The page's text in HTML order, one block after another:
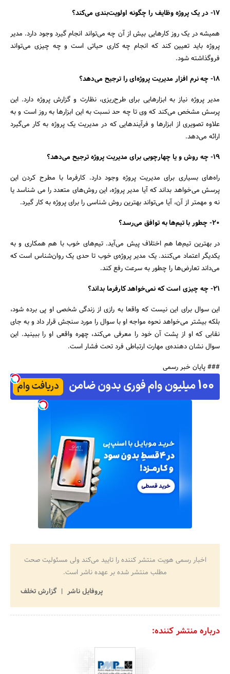
17- در یک پروژه وظایف را چگونه اولویت‌بندی می‌کند؟
همیشه در یک روز کارهایی بیش از آن چه می‌تواند انجام گیرد وجود دارد. مدیر
پروژه باید تعیین کند که انجام چه کاری حیاتی است و چه چیزی می‌تواند
فروگذاشته شود.
18- چه نرم افزار مدیریت پروژه‌ای را ترجیح می‌دهد؟
مدیر پروژه نیاز به ابزارهایی برای طرح‌ریزی، نظارت و گزارش پروژه دارد. این
پرسش مشخص می‌کند که وی تا چه حد نسبت به این ابزارها به روز است و به
علاوه تصویری از ابزارها و فرآیندهایی که در مدیریت یک پروژه به کار می‌گیرد
ارائه می‌دهد.
19- چه روش و یا چهارچوبی برای مدیریت پروژه ترجیح می‌دهد؟
راه‌های بسیاری برای مدیریت پروژه وجود دارد. کارفرما با مطرح کردن این
پرسش می‌خواهد بداند که آیا مدیر پروژه، این روش‌های متعدد را می شناسد یا
نه و مهمتر از آن، آیا می‌تواند بهترین روش شناسی را برای پروژه به کار گیرد.
20- چطور با تیم‌ها به توافق می‌رسد؟
در بهترین تیم‌ها هم اختلاف پیش می‌آید. تیم‌های خوب با هم همکاری و به
یکدیگر اعتماد می‌کنند. یک مدیر پروژه‌ی خوب تا حدی یک روان‌شناس است که
می‌داند تعارض‌ها را چطور به سرعت رفع کند.
21- چه چیزی است که نمی‌خواهد کارفرما بداند؟
این سوال برای این نیست که واقعا به رازی از زندگی شخصی او پی برده شود،
بلکه بیشتر می‌خواهد نحوه مواجه او با سوال را مورد سنجش قرار داد و به جای
نقابی که او از پشت آن خود را معرفی می‌کند، چهره واقعی او را ببینید. این
سوال نشان دهنده‌ی مهارت ارتباطی فرد تحت فشار است.
### پایان خبر رسمی
اخبار رسمی هویت منتشر کننده را تایید می‌کند ولی مسئولیت صحت
مطلب منتشر شده بر عهده ناشر است.
پروفایل ناشر
گزارش تخلف
درباره منتشر کننده: